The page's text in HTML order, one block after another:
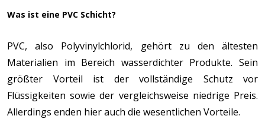
Was ist eine PVC Schicht?
PVC, also Polyvinylchlorid, gehört zu den ältesten
Materialien im Bereich wasserdichter Produkte. Sein
größter Vorteil ist der vollständige Schutz vor
Flüssigkeiten sowie der vergleichsweise niedrige Preis.
Allerdings enden hier auch die wesentlichen Vorteile.